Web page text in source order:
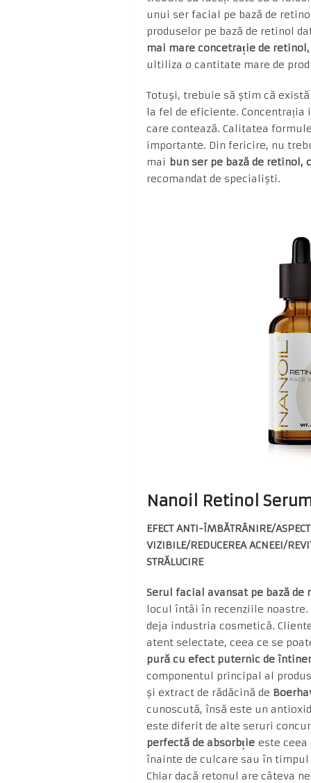
unui ser facial pe bază de
produselor pe bază de retinol
mai mare concetrație de
ultiliza o cantitate mare de
Totuși, trebuie să știm că
la fel de eficiente.
care contează. Calitatea
importante. Din fericire, nu
mai bun ser pe bază de
recomandat de specialiști.
Nanoil Retinol
EFECT ANTI-ÎMBĂTRÂNIRE/
VIZIBILE/REDUCEREA ACNEEI/
STRĂLUCIRE
Serul facial avansat pe bază
locul întâi în recenziile
deja industria cosmetică.
atent selectate, ceea ce se
pură cu efect puternic de
componentul principal al
și extract de rădăcină de
cunoscută, însă este un
este diferit de alte seruri
perfectă de absorbție este
înainte de culcare sau în
Chiar dacă retonul are câteva